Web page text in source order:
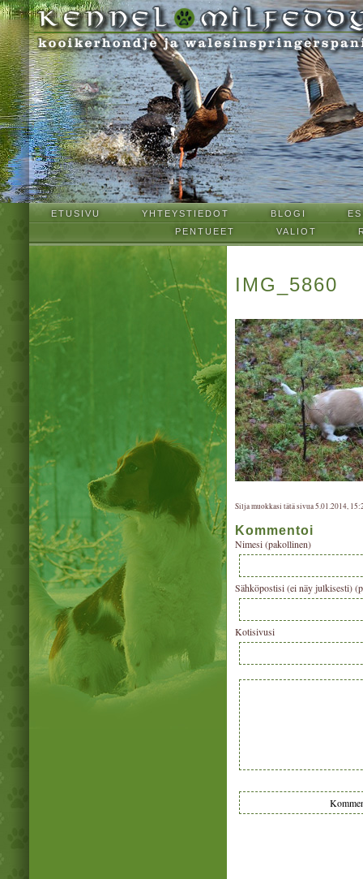
ETUSIVU YHTEYSTIEDOT BLOGI
PENTUEET
VALIOT
IMG_5860
Silja muokkasi tätä sivua 5.01.2014,
Kommentoi
Nimesi (pakollinen)
Sähköpostisi (ei näy julkisesti)
Kotisivusi